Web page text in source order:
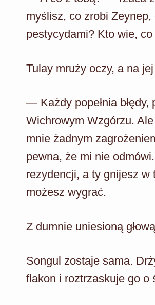
myślisz, co zrobi
pestycydami? Kto wie,
Tulay mruży oczy, a na
— Każdy popełnia błędy,
Wichrowym Wzgórzu.
mnie żadnym
pewna, że mi nie
rezydencji, a ty gnijesz
możesz wygrać.
Z dumnie uniesioną
Songul zostaje sama.
flakon i roztrzaskuje go o